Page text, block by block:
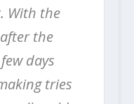
With the
the
days
tries